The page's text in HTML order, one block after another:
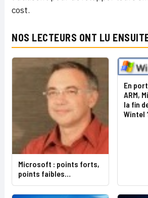
cost.
NOS LECTEURS ONT LU
Microsoft : points forts,
points faibles…
En
ARM,
la fin
Wintel